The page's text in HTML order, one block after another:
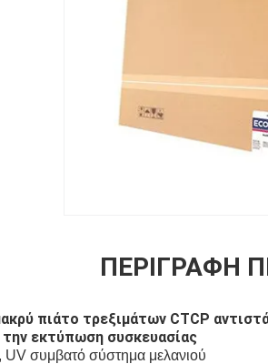
ΠΕΡΙΓΡΑΦΉ
πιάτο τρεξιμάτων CTCP
εκτύπωση συσκευασίας
συμβατό σύστημα μελανιού